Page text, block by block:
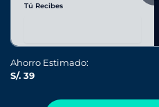
Tú Recibes
Ahorro Estimado:
S/. 39